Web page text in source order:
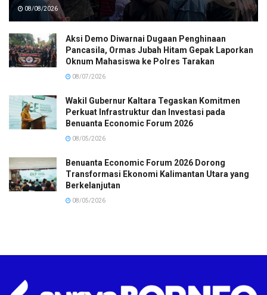
08/08/2026
Aksi Demo Diwarnai Dugaan Penghinaan
Pancasila, Ormas Jubah Hitam Gepak Laporkan
Oknum Mahasiswa ke Polres Tarakan
08/07/2026
Wakil Gubernur Kaltara Tegaskan Komitmen
Perkuat Infrastruktur dan Investasi pada
Benuanta Economic Forum 2026
08/05/2026
Benuanta Economic Forum 2026 Dorong
Transformasi Ekonomi Kalimantan Utara yang
Berkelanjutan
08/05/2026